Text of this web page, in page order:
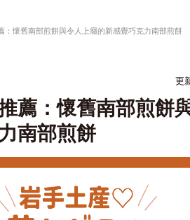
：懷舊南部煎餅與令人上癮的新感覺巧克力南部煎餅
更
薦：懷舊南部煎餅
南部煎餅